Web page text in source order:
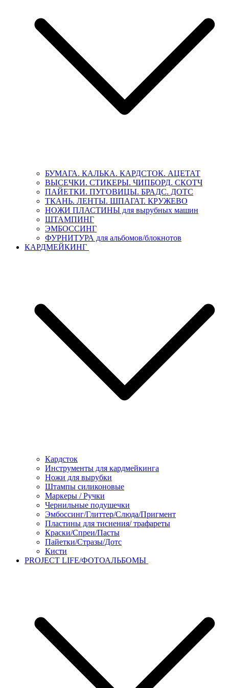
БУМАГА. КАЛЬКА. КАРДСТОК. АЦЕТАТ
ВЫСЕЧКИ. СТИКЕРЫ. ЧИПБОРД. СКОТЧ
ПАЙЕТКИ. ПУГОВИЦЫ. БРАДС. ДОТС
ТКАНЬ. ЛЕНТЫ. ШПАГАТ. КРУЖЕВО
НОЖИ ПЛАСТИНЫ для вырубных машин
ШТАМПИНГ
ЭМБОССИНГ
ФУРНИТУРА для альбомов/блокнотов
КАРДМЕЙКИНГ
Кардсток
Инструменты для кардмейкинга
Ножи для вырубки
Штампы силиконовые
Маркеры / Ручки
Чернильные подушечки
Эмбоссинг/Глиттер/Слюда/Пригмент
Пластины для тиснения/ трафареты
Краски/Спреи/Пасты
Пайетки/Стразы/Дотс
Кисти
PROJECT LIFE/ФОТОАЛЬБОМЫ